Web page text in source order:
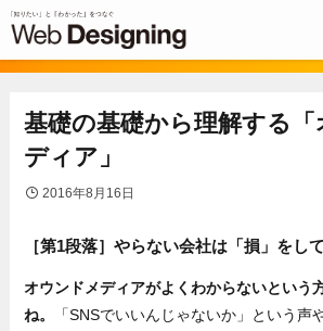
基礎の基礎から理解する「
ディア」
2016年8月16日
［第1段落］やらない会社は「損」をし
オウンドメディアがよくわからないという
ね。
「SNSでいいんじゃないか」という声